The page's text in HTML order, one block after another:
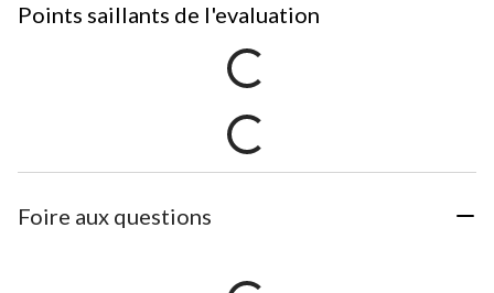
Points saillants de l'evaluation
Foire aux questions